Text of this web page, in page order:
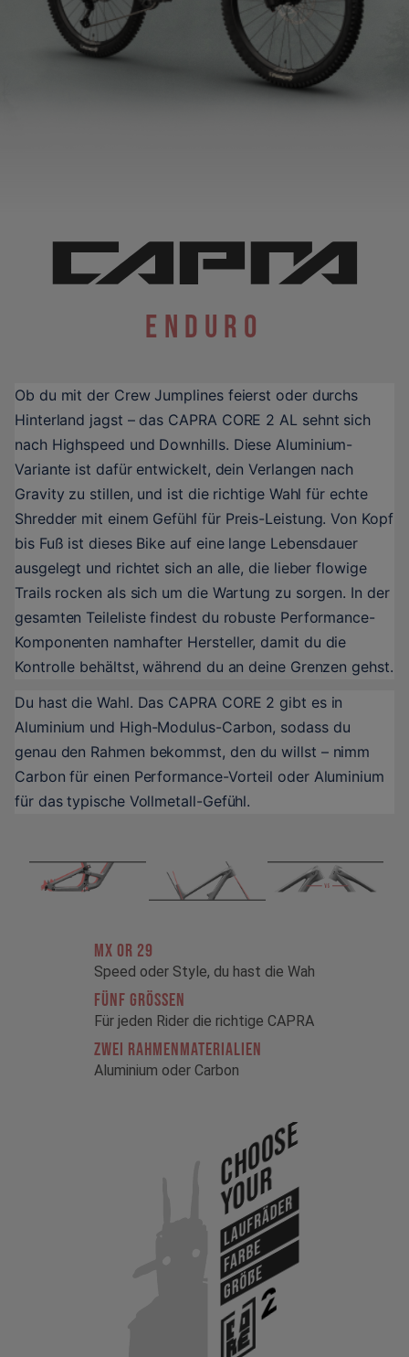
Enduro
Ob du mit der Crew Jumplines feierst oder durchs
Hinterland jagst – das CAPRA CORE 2 AL sehnt sich
nach Highspeed und Downhills. Diese Aluminium-
Variante ist dafür entwickelt, dein Verlangen nach
Gravity zu stillen, und ist die richtige Wahl für echte
Shredder mit einem Gefühl für Preis-Leistung. Von Kopf
bis Fuß ist dieses Bike auf eine lange Lebensdauer
ausgelegt und richtet sich an alle, die lieber flowige
Trails rocken als sich um die Wartung zu sorgen. In der
gesamten Teileliste findest du robuste Performance-
Komponenten namhafter Hersteller, damit du die
Kontrolle behältst, während du an deine Grenzen gehst.
Du hast die Wahl. Das CAPRA CORE 2 gibt es in
Aluminium und High-Modulus-Carbon, sodass du
genau den Rahmen bekommst, den du willst – nimm
Carbon für einen Performance-Vorteil oder Aluminium
für das typische Vollmetall-Gefühl.
MX OR 29
Speed oder Style, du hast die Wah
FÜNF GRÖSSEN
Für jeden Rider die richtige CAPRA
ZWEI RAHMENMATERIALIEN
Aluminium oder Carbon
Choose
Your
Laufräder
Farbe
Größe